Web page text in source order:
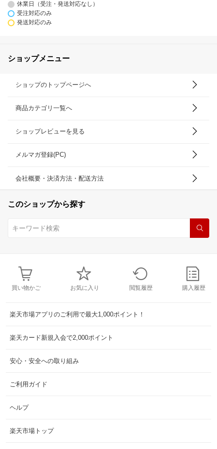
休業日（受注・発送対応なし）
受注対応のみ
発送対応のみ
ショップメニュー
ショップのトップページへ
商品カテゴリ一覧へ
ショップレビューを見る
メルマガ登録(PC)
会社概要・決済方法・配送方法
このショップから探す
買い物かご お気に入り 閲覧履歴 購入履歴
楽天市場アプリのご利用で最大1,000ポイント！
楽天カード新規入会で2,000ポイント
安心・安全への取り組み
ご利用ガイド
ヘルプ
楽天市場トップ